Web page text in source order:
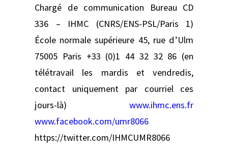
Chargé de communication Bureau CD
336 – IHMC (CNRS/ENS-PSL/Paris 1)
École normale supérieure 45, rue d’Ulm
75005 Paris +33 (0)1 44 32 32 86 (en
télétravail les mardis et vendredis,
contact uniquement par courriel ces
jours-là) www.ihmc.ens.fr
www.facebook.com/umr8066
https://twitter.com/IHMCUMR8066